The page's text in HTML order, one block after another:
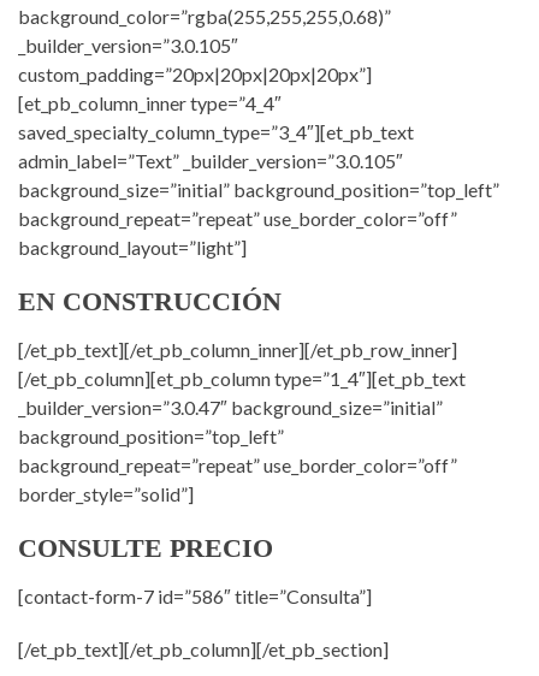
background_color=”rgba(255,255,255,0.68)”
_builder_version=”3.0.105″
custom_padding=”20px|20px|20px|20px”]
[et_pb_column_inner type=”4_4″
saved_specialty_column_type=”3_4″][et_pb_text
admin_label=”Text” _builder_version=”3.0.105″
background_size=”initial” background_position=”top_left”
background_repeat=”repeat” use_border_color=”off”
background_layout=”light”]
EN CONSTRUCCIÓN
[/et_pb_text][/et_pb_column_inner][/et_pb_row_inner]
[/et_pb_column][et_pb_column type=”1_4″][et_pb_text
_builder_version=”3.0.47″ background_size=”initial”
background_position=”top_left”
background_repeat=”repeat” use_border_color=”off”
border_style=”solid”]
CONSULTE PRECIO
[contact-form-7 id=”586″ title=”Consulta”]
[/et_pb_text][/et_pb_column][/et_pb_section]